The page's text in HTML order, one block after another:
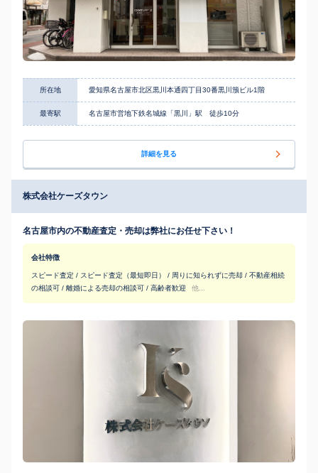
所在地 愛知県名古屋市北区黒川本通四丁目30番黒川籏ビル1階
最寄駅 名古屋市営地下鉄名城線「黒川」駅 徒歩10分
詳細を見る
株式会社ケーズタウン
名古屋市内の不動産査定・売却は弊社にお任せ下さい！
会社特徴
スピード査定 / スピード査定（最短即日） / 周りに知られずに売却 / 不動産相続
の相談可 / 離婚による売却の相談可 / 高齢者歓迎
他...